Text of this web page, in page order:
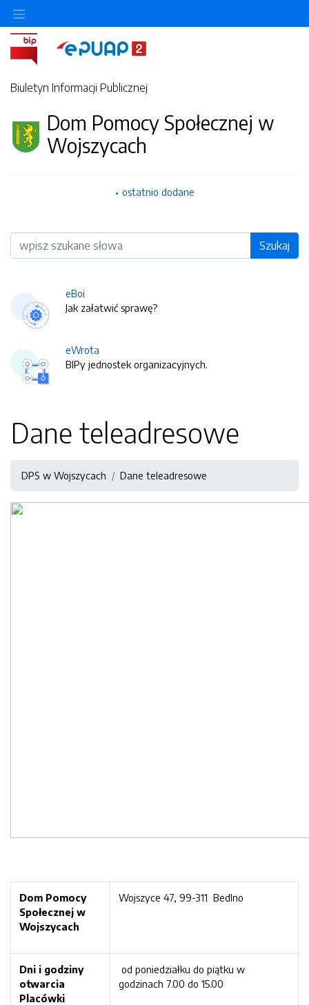
Biuletyn Informacji Publicznej
Dom Pomocy Społecznej w
Wojszycach
ostatnio dodane
Wyszukiwarka Szukaj
eBoi
Jak załatwić sprawę?
eWrota
BIPy jednostek organizacyjnych.
Dane teleadresowe
DPS w Wojszycach Dane teleadresowe
Dom Pomocy
Społecznej w
Wojszycach
Wojszyce 47, 99-311 Bedlno
Dni i godziny
otwarcia
Placówki
od poniedziałku do piątku w
godzinach 7.00 do 15.00